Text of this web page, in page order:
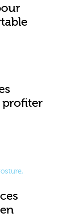
profiter
,